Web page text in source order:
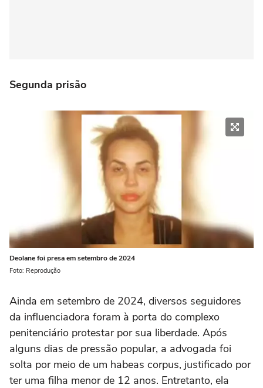
Segunda prisão
Deolane foi presa em setembro de 2024
Foto: Reprodução
Ainda em setembro de 2024, diversos seguidores
da influenciadora foram à porta do complexo
penitenciário protestar por sua liberdade. Após
alguns dias de pressão popular, a advogada foi
solta por meio de um habeas corpus, justificado por
ter uma filha menor de 12 anos. Entretanto, ela